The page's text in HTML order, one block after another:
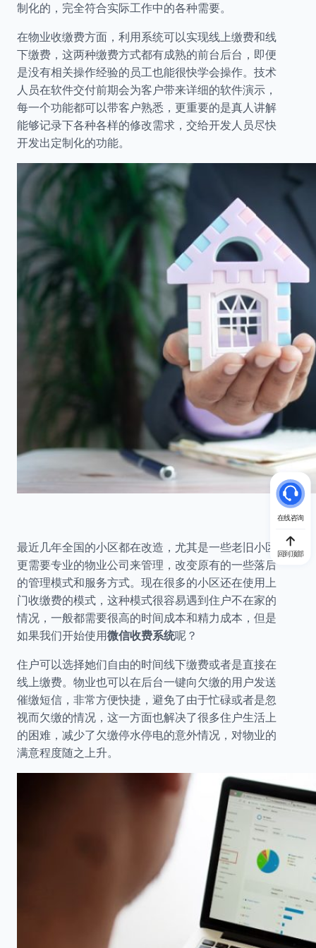
制化的，完全符合实际工作中的各种需要。
在物业收缴费方面，利用系统可以实现线上缴费和线
下缴费，这两种缴费方式都有成熟的前台后台，即便
是没有相关操作经验的员工也能很快学会操作。技术
人员在软件交付前期会为客户带来详细的软件演示，
每一个功能都可以带客户熟悉，更重要的是真人讲解
能够记录下各种各样的修改需求，交给开发人员尽快
开发出定制化的功能。
最近几年全国的小区都在改造，尤其是一些老旧小区
更需要专业的物业公司来管理，改变原有的一些落后
的管理模式和服务方式。现在很多的小区还在使用上
门收缴费的模式，这种模式很容易遇到住户不在家的
情况，一般都需要很高的时间成本和精力成本，但是
如果我们开始使用微信收费系统呢？
住户可以选择她们自由的时间线下缴费或者是直接在
线上缴费。物业也可以在后台一键向欠缴的用户发送
催缴短信，非常方便快捷，避免了由于忙碌或者是忽
视而欠缴的情况，这一方面也解决了很多住户生活上
的困难，减少了欠缴停水停电的意外情况，对物业的
满意程度随之上升。
在线咨询
回到顶部